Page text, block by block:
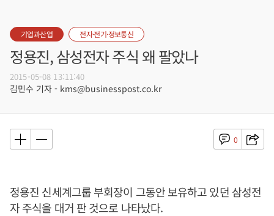
기업과산업 전자·전기·정보통신
정용진, 삼성전자 주식 왜 팔았나
2015-05-08 13:11:40
김민수 기자 - kms@businesspost.co.kr
0
정용진 신세계그룹 부회장이 그동안 보유하고 있던 삼성전
자 주식을 대거 판 것으로 나타났다.